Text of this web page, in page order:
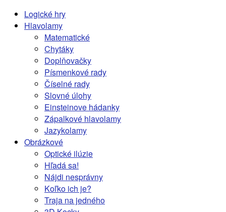
Logické hry
Hlavolamy
Matematické
Chytáky
Doplňovačky
Písmenkové rady
Číselné rady
Slovné úlohy
Einsteinove hádanky
Zápalkové hlavolamy
Jazykolamy
Obrázkové
Optické ilúzie
Hľadá sa!
Nájdi nesprávny
Koľko ich je?
Traja na jedného